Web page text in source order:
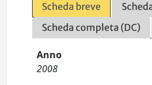
Scheda breve
Scheda completa (DC)
Anno
2008